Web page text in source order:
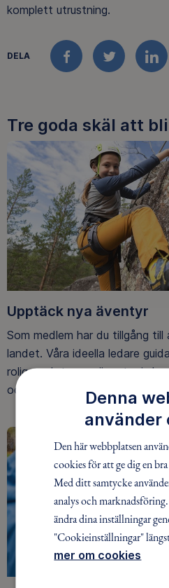
komplett utrustning.
DELA
FACEBOOKTWITTER
Tre goda skäl att
Upptäck nya äventyr
Som medlem har du tillgång
landet. Våra ideella ledare
roliga och trygga äventyr i
och på fjället.
Denna
använder
Den här webbplatsen
cookies för att ge dig en
Med ditt samtycke
analys och
ändra dina inställningar
"Cookieinställningar"
mer om cookies